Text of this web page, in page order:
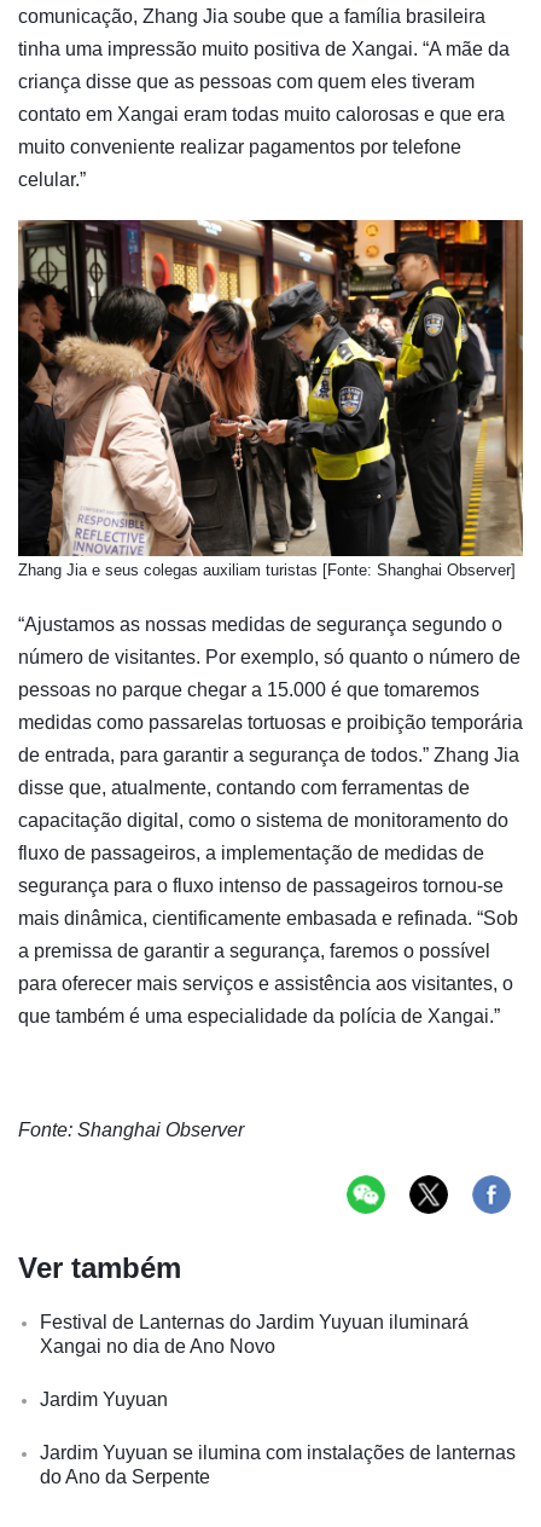
comunicação, Zhang Jia soube que a família brasileira
tinha uma impressão muito positiva de Xangai. “A mãe da
criança disse que as pessoas com quem eles tiveram
contato em Xangai eram todas muito calorosas e que era
muito conveniente realizar pagamentos por telefone
celular.”
Zhang Jia e seus colegas auxiliam turistas [Fonte: Shanghai Observer]
“Ajustamos as nossas medidas de segurança segundo o
número de visitantes. Por exemplo, só quanto o número de
pessoas no parque chegar a 15.000 é que tomaremos
medidas como passarelas tortuosas e proibição temporária
de entrada, para garantir a segurança de todos.” Zhang Jia
disse que, atualmente, contando com ferramentas de
capacitação digital, como o sistema de monitoramento do
fluxo de passageiros, a implementação de medidas de
segurança para o fluxo intenso de passageiros tornou-se
mais dinâmica, cientificamente embasada e refinada. “Sob
a premissa de garantir a segurança, faremos o possível
para oferecer mais serviços e assistência aos visitantes, o
que também é uma especialidade da polícia de Xangai.”
Fonte: Shanghai Observer
Ver também
Festival de Lanternas do Jardim Yuyuan iluminará
Xangai no dia de Ano Novo
Jardim Yuyuan
Jardim Yuyuan se ilumina com instalações de lanternas
do Ano da Serpente